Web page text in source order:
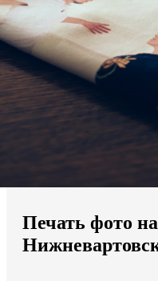
Мы доставляем по всему
Продолжить без города
Печать фото